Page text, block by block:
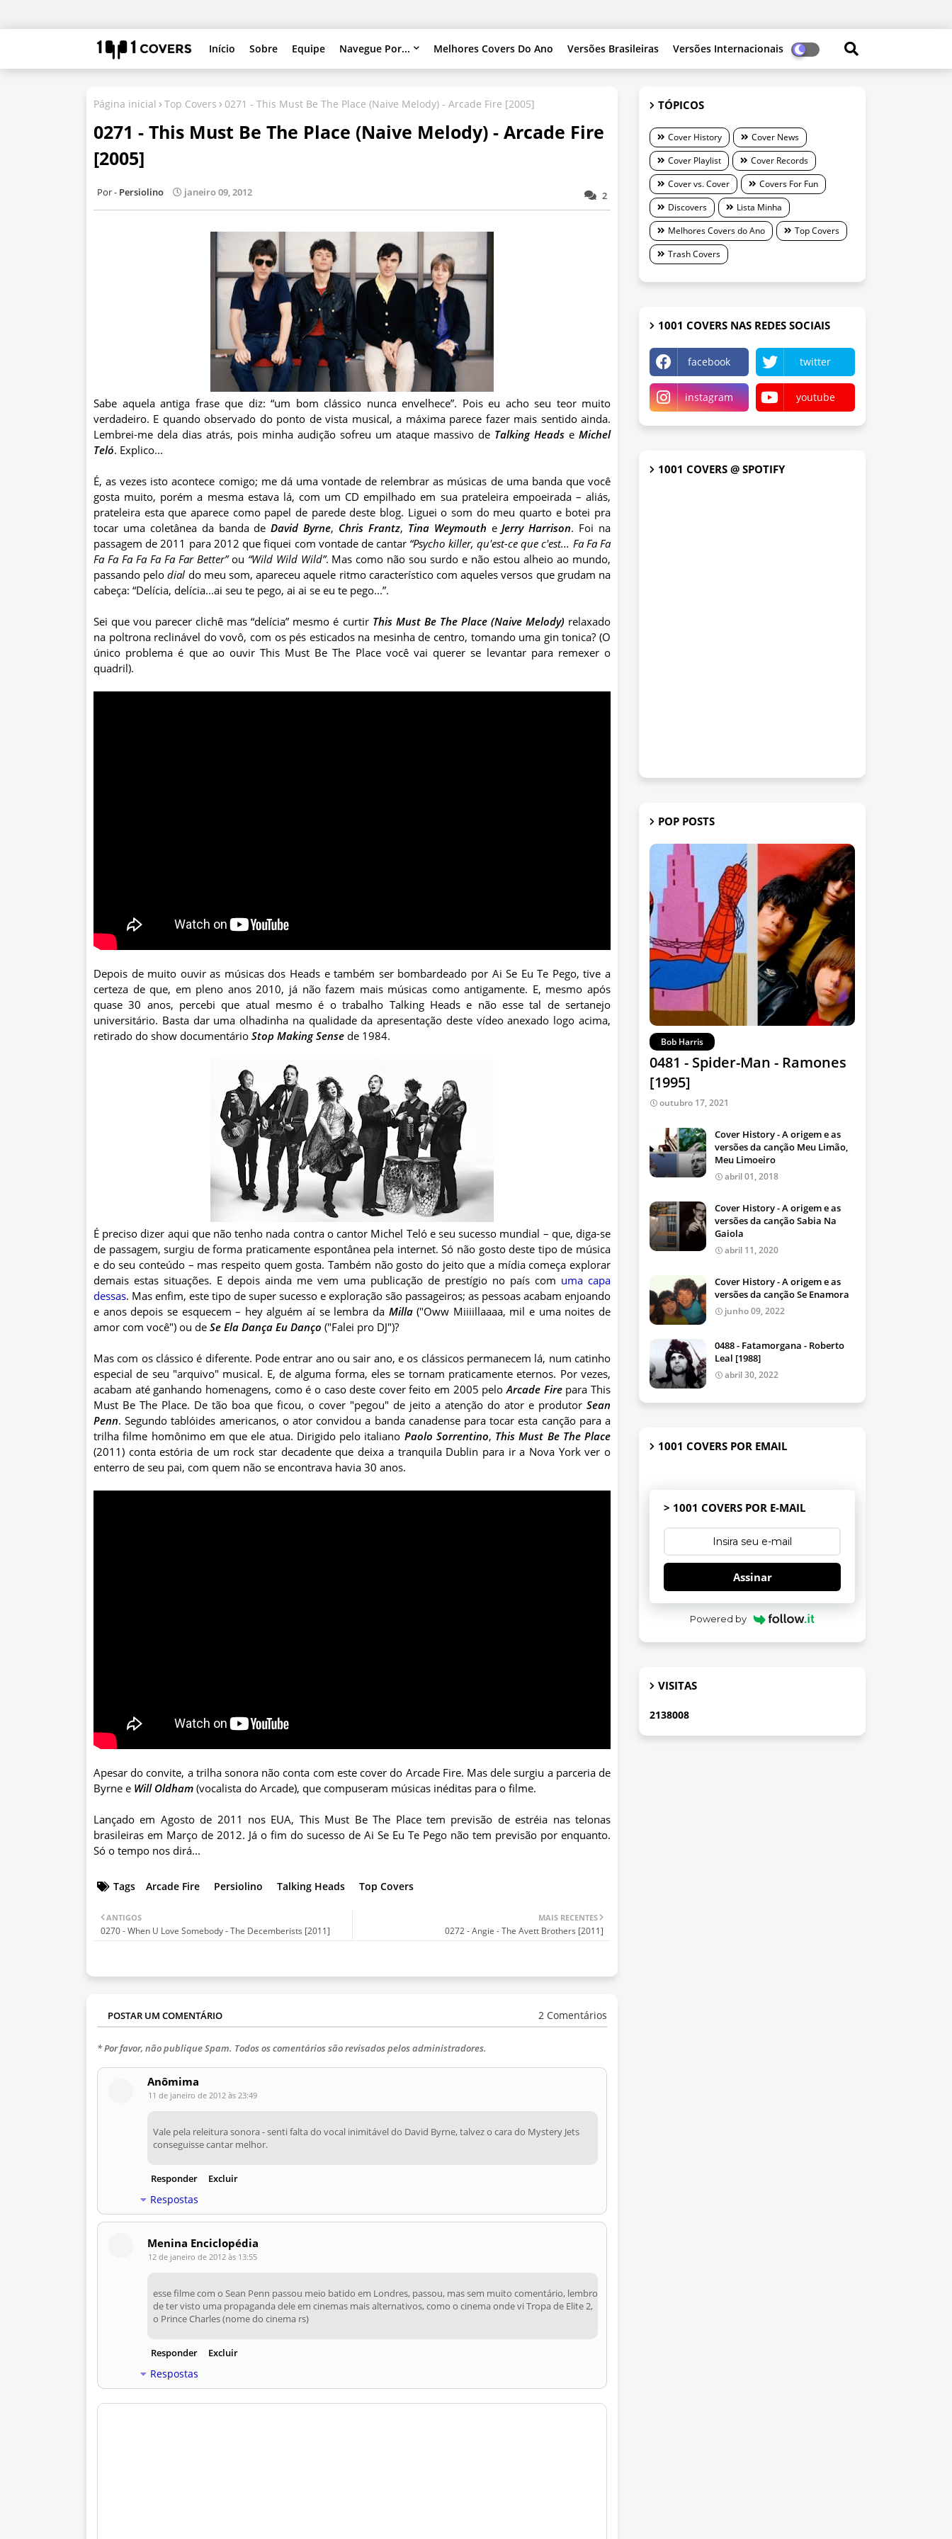
Início Sobre Equipe Navegue Por... Melhores Covers Do Ano Versões Brasileiras Versões Internacionais
Página inicial Top Covers 0271 - This Must Be The Place (Naive Melody) - Arcade Fire [2005]
0271 - This Must Be The Place (Naive Melody) - Arcade Fire
[2005]
2
Persiolino janeiro 09, 2012
Sabe aquela antiga frase que diz: “um bom clássico nunca envelhece”. Pois eu acho seu teor muito
verdadeiro. E quando observado do ponto de vista musical, a máxima parece fazer mais sentido ainda.
Lembrei-me dela dias atrás, pois minha audição sofreu um ataque massivo de Talking Heads e Michel
Teló. Explico...
É, as vezes isto acontece comigo; me dá uma vontade de relembrar as músicas de uma banda que você
gosta muito, porém a mesma estava lá, com um CD empilhado em sua prateleira empoeirada – aliás,
prateleira esta que aparece como papel de parede deste blog. Liguei o som do meu quarto e botei pra
tocar uma coletânea da banda deDavid Byrne, Chris Frantz, Tina Weymouth eJerry Harrison. Foi na
passagem de 2011 para 2012 que fiquei com vontade de cantar “Psycho killer, qu'est-ce que c'est... Fa Fa Fa
Fa Fa Fa Fa Fa Fa Far Better”ou “Wild Wild Wild”. Mas como não sou surdo e não estou alheio ao mundo,
passando pelodial do meu som, apareceu aquele ritmo característico com aqueles versos que grudam na
cabeça: “Delícia, delícia...ai seu te pego, ai ai se eu te pego...”.
Sei que vou parecer clichê mas “delícia” mesmo é curtir This Must Be The Place (Naive Melody) relaxado
na poltrona reclinável do vovô, com os pés esticados na mesinha de centro, tomando uma gin tonica? (O
único problema é que ao ouvir This Must Be The Place você vai querer se levantar para remexer o
quadril).
Depois de muito ouvir as músicas dos Heads e também ser bombardeado por Ai Se Eu Te Pego, tive a
certeza de que, em pleno anos 2010, já não fazem mais músicas como antigamente. E, mesmo após
quase 30 anos, percebi que atual mesmo é o trabalho Talking Heads e não esse tal de sertanejo
universitário. Basta dar uma olhadinha na qualidade da apresentação deste vídeo anexado logo acima,
retirado do show documentário Stop Making Sense de 1984.
É preciso dizer aqui que não tenho nada contra o cantor Michel Teló e seu sucesso mundial – que, diga-se
de passagem, surgiu de forma praticamente espontânea pela internet. Só não gosto deste tipo de música
e do seu conteúdo – mas respeito quem gosta. Também não gosto do jeito que a mídia começa explorar
demais estas situações. E depois ainda me vem uma publicação de prestígio no país com uma capa
dessas. Mas enfim, este tipo de super sucesso e exploração são passageiros; as pessoas acabam enjoando
e anos depois se esquecem – hey alguém aí se lembra da Milla("Oww Miiiillaaaa, mil e uma noites de
amor com você") ou de Se Ela Dança Eu Danço ("Falei pro DJ")?
Mas com os clássico é diferente. Pode entrar ano ou sair ano, e os clássicos permanecem lá, num catinho
especial de seu "arquivo" musical. E, de alguma forma, eles se tornam praticamente eternos. Por vezes,
acabam até ganhando homenagens, como é o caso deste cover feito em 2005 peloArcade Firepara This
Must Be The Place. De tão boa que ficou, o cover "pegou" de jeito a atenção do ator e produtor Sean
Penn. Segundo tablóides americanos, o ator convidou a banda canadense para tocar esta canção para a
trilha filme homônimo em que ele atua. Dirigido pelo italiano Paolo Sorrentino, This Must Be The Place
(2011) conta estória de um rock star decadente que deixa a tranquila Dublin para ir a Nova York ver o
enterro de seu pai, com quem não se encontrava havia 30 anos.
Apesar do convite, a trilha sonora não conta com este cover do Arcade Fire. Mas dele surgiu a parceria de
Byrne e Will Oldham (vocalista do Arcade), que compuseram músicas inéditas para o filme.
Lançado em Agosto de 2011 nos EUA, This Must Be The Place tem previsão de estréia nas telonas
brasileiras em Março de 2012. Já o fim do sucesso de Ai Se Eu Te Pego não tem previsão por enquanto.
Só o tempo nos dirá...
Tags Arcade Fire Persiolino Talking Heads Top Covers
MAIS RECENTES
0272 - Angie - The Avett Brothers [2011]
ANTIGOS
0270 - When U Love Somebody - The Decemberists [2011]
POSTAR UM COMENTÁRIO 2 Comentários
* Por favor, não publique Spam. Todos os comentários são revisados pelos administradores.
Anômima
11 de janeiro de 2012 às 23:49
Vale pela releitura sonora - senti falta do vocal inimitável do David Byrne, talvez o cara do Mystery Jets
conseguisse cantar melhor.
Responder Excluir
Respostas
Menina Enciclopédia
12 de janeiro de 2012 às 13:55
esse filme com o Sean Penn passou meio batido em Londres, passou, mas sem muito comentário, lembro
de ter visto uma propaganda dele em cinemas mais alternativos, como o cinema onde vi Tropa de Elite 2,
o Prince Charles (nome do cinema rs)
Responder Excluir
Respostas
TÓPICOS
Cover History
Cover News
Cover Playlist
Cover Records
Cover vs. Cover
Covers For Fun
Discovers
Lista Minha
Melhores Covers do Ano
Top Covers
Trash Covers
1001 COVERS NAS REDES SOCIAIS
facebook twitter
instagram youtube
1001 COVERS @ SPOTIFY
POP POSTS
Bob Harris
0481 - Spider-Man - Ramones
[1995]
outubro 17, 2021
Cover History - A origem e as
versões da canção Meu Limão,
Meu Limoeiro
abril 01, 2018
Cover History - A origem e as
versões da canção Sabia Na
Gaiola
abril 11, 2020
Cover History - A origem e as
versões da canção Se Enamora
junho 09, 2022
0488 - Fatamorgana - Roberto
Leal [1988]
abril 30, 2022
1001 COVERS POR EMAIL
> 1001 COVERS POR E-MAIL
Assinar
Powered by
VISITAS
2138008